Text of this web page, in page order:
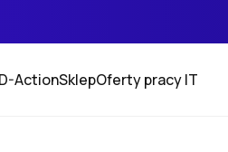
ActionSklepOferty pracy IT